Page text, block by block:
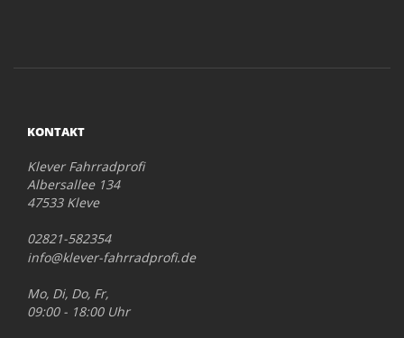
KONTAKT
Klever Fahrradprofi
Albersallee 134
47533 Kleve
02821-582354
info@klever-fahrradprofi.de
Mo, Di, Do, Fr,
09:00 - 18:00 Uhr